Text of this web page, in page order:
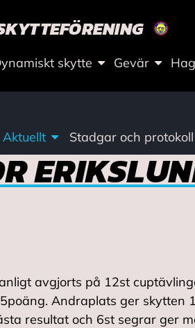
skytte Gevär
Aktuellt Stadgar och protokoll
avgjorts på 12st
Andraplats ger
resultat och 6st segrar ger